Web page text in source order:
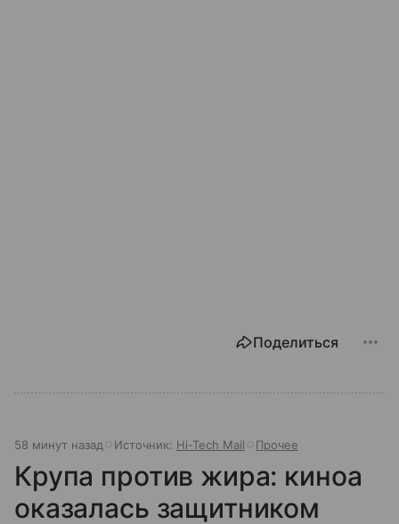
Поделиться
58 минут назад Источник: Hi-Tech Mail Прочее
Крупа против жира: киноа
оказалась защитником